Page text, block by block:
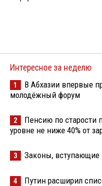
Интересное за неделю
1
В Абхазии впервые
молодёжный форум
2
Пенсию по старости
уровне не ниже 40% от
3 Законы, вступающие
4
Путин расширил